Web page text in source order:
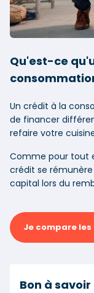
Qu'est-ce
Un crédit à la
de financer
refaire votre
Comme pour tout
crédit se
capital lors du
Je compare
Bon à savoir